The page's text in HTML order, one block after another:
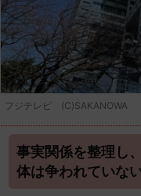
フジテレビ (C)SAKANOWA
事実関係を整理し
体は争われていな